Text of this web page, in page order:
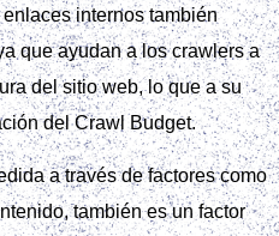
internos también
que ayudan a los crawlers a
del sitio web, lo que a su
del Crawl Budget.
a través de factores como
también es un factor